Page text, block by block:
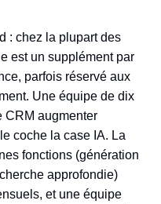
: chez la plupart des
est un supplément par
parfois réservé aux
Une équipe de dix
CRM augmenter
coche la case IA. La
fonctions (génération
approfondie)
et une équipe